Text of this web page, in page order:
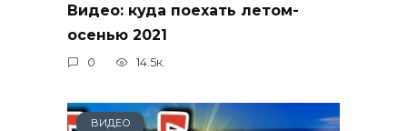
Видео: куда поехать летом-
осенью 2021
0 14.5к.
ВИДЕО